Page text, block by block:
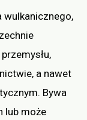
wulkanicznego,
a nawet
Bywa
lub może